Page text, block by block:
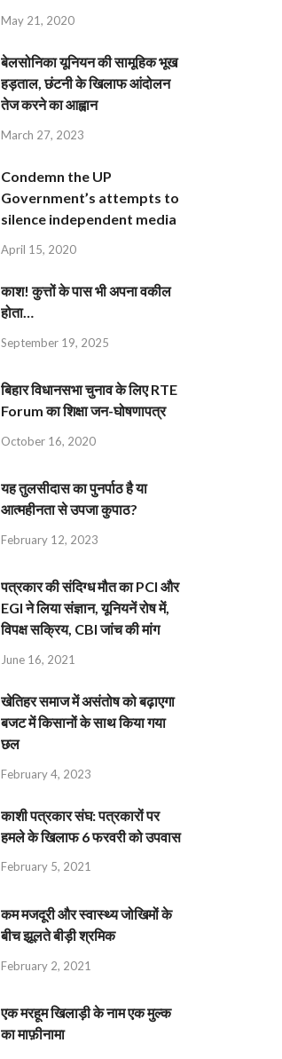
May 21, 2020
बेलसोनिका यूनियन की सामूहिक भूख
हड़ताल, छंटनी के खिलाफ आंदोलन
तेज करने का आह्वान
March 27, 2023
Condemn the UP
Government’s attempts to
silence independent media
April 15, 2020
काश! कुत्तों के पास भी अपना वकील
होता…
September 19, 2025
बिहार विधानसभा चुनाव के लिए RTE
Forum का शिक्षा जन-घोषणापत्र
October 16, 2020
यह तुलसीदास का पुनर्पाठ है या
आत्महीनता से उपजा कुपाठ?
February 12, 2023
पत्रकार की संदिग्ध मौत का PCI और
EGI ने लिया संज्ञान, यूनियनें रोष में,
विपक्ष सक्रिय, CBI जांच की मांग
June 16, 2021
खेतिहर समाज में असंतोष को बढ़ाएगा
बजट में किसानों के साथ किया गया
छल
February 4, 2023
काशी पत्रकार संघ: पत्रकारों पर
हमले के खिलाफ 6 फरवरी को उपवास
February 5, 2021
कम मजदूरी और स्वास्थ्य जोखिमों के
बीच झूलते बीड़ी श्रमिक
February 2, 2021
एक मरहूम खिलाड़ी के नाम एक मुल्क
का माफ़ीनामा